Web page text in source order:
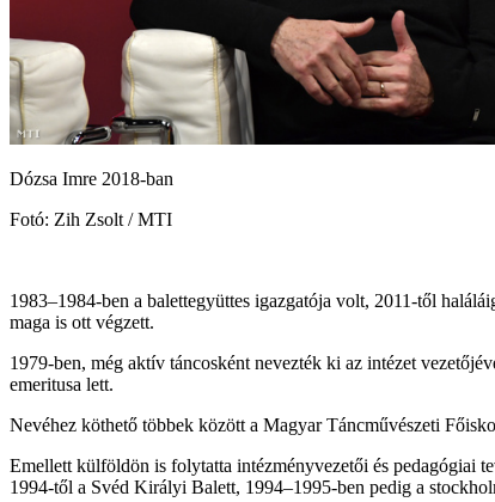
Dózsa Imre 2018-ban
Fotó: Zih Zsolt / MTI
1983–1984-ben a balettegyüttes igazgatója volt, 2011-től
maga is ott végzett.
1979-ben, még aktív táncosként nevezték ki az intézet
emeritusa lett.
Nevéhez köthető többek között a Magyar Táncművészeti
Emellett külföldön is folytatta intézményvezetői és pedagógiai
1994-től a Svéd Királyi Balett, 1994–1995-ben pedig a